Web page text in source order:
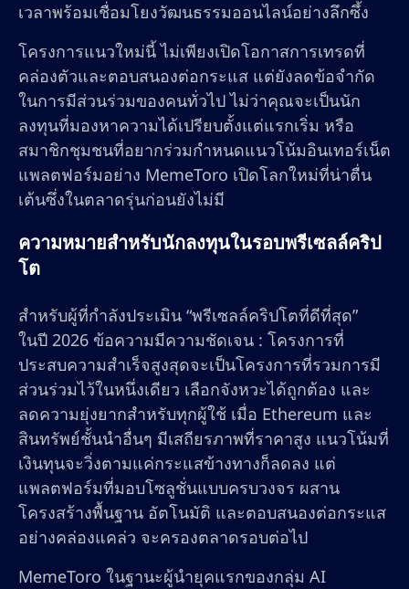
เวลาพร้อมเชื่อมโยงวัฒนธรรมออนไลน์อย่างลึกซึ้ง
โครงการแนวใหม่นี้ ไม่เพียงเปิดโอกาสการเทรดที่
คล่องตัวและตอบสนองต่อกระแส แต่ยังลดข้อจำกัด
ในการมีส่วนร่วมของคนทั่วไป ไม่ว่าคุณจะเป็นนัก
ลงทุนที่มองหาความได้เปรียบตั้งแต่แรกเริ่ม หรือ
สมาชิกชุมชนที่อยากร่วมกำหนดแนวโน้มอินเทอร์เน็ต
แพลตฟอร์มอย่าง MemeToro เปิดโลกใหม่ที่น่าตื่น
เต้นซึ่งในตลาดรุ่นก่อนยังไม่มี
ความหมายสำหรับนักลงทุนในรอบพรีเซลล์คริป
โต
สำหรับผู้ที่กำลังประเมิน “พรีเซลล์คริปโตที่ดีที่สุด”
ในปี 2026 ข้อความมีความชัดเจน : โครงการที่
ประสบความสำเร็จสูงสุดจะเป็นโครงการที่รวมการมี
ส่วนร่วมไว้ในหนึ่งเดียว เลือกจังหวะได้ถูกต้อง และ
ลดความยุ่งยากสำหรับทุกผู้ใช้ เมื่อ Ethereum และ
สินทรัพย์ชั้นนำอื่นๆ มีเสถียรภาพที่ราคาสูง แนวโน้มที่
เงินทุนจะวิ่งตามแค่กระแสข้างทางก็ลดลง แต่
แพลตฟอร์มที่มอบโซลูชั่นแบบครบวงจร ผสาน
โครงสร้างพื้นฐาน อัตโนมัติ และตอบสนองต่อกระแส
อย่างคล่องแคล่ว จะครองตลาดรอบต่อไป
MemeToro ในฐานะผู้นำยุคแรกของกลุ่ม AI